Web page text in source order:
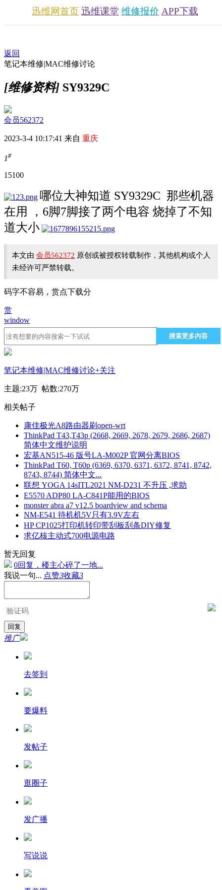
迅维网首页 迅维课堂 维修报价 APP下载
返回
笔记本维修|MAC维修讨论
[维修资料] SY9329C
会员562372
2023-3-4 10:17:41 来自 重庆
1#
15100
哪位大神知道 SY9329C 那些机器
在用 ，6脚7脚接了两个电容 烧掉了不知
道大小
本文由 会员562372 原创或被授权转载制作，其他机构或个人
未经许可严禁转载。
码字不容易，赏点下载分
赏
window
搜索更多内容
笔记本维修|MAC维修讨论+关注
主题:23万 帖数:270万
相关帖子
康佳极光A8路由器刷open-wrt
ThinkPad T43,T43p (2668, 2669, 2678, 2679, 2686, 2687)
简体中文维护说明
宏基AN515-46 版号LA-M002P 官网分离BIOS
ThinkPad T60, T60p (6369, 6370, 6371, 6372, 8741, 8742,
8743, 8744) 简体中文...
联想 YOGA 14sITL2021 NM-D231 不升压 ,求助
E5570 ADP80 LA-C841P能用的BIOS
monster abra a7 v12.5 boardview and schema
NM-E541 待机机5V只有3.9V左右
HP CP1025打印机转印带刮板刮条DIY修复
求亿核主动式700电源电路
暂无回复
0回复，楼主心碎了一地...
我说一句... 点赞3收藏3
推广
去签到
要爆料
发帖子
逛圈子
发广播
写说说